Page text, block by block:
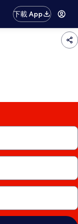
下載 App